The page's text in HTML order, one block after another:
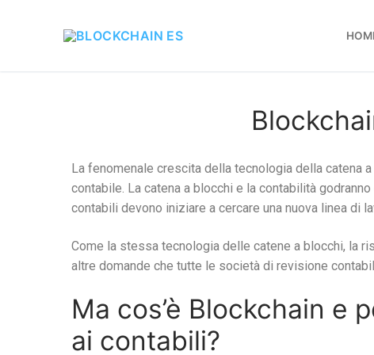
La fenomenale crescita della tecnologia della catena
contabile. La catena a blocchi e la contabilità
contabili devono iniziare a cercare una nuova linea di
Come la stessa tecnologia delle catene a blocchi, la
altre domande che tutte le società di revisione
Ma cos’è Blockchain e
ai contabili?